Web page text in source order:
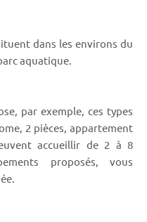
dans les environs du
aquatique.
par exemple, ces types
2 pièces, appartement
accueillir de 2 à 8
proposés, vous